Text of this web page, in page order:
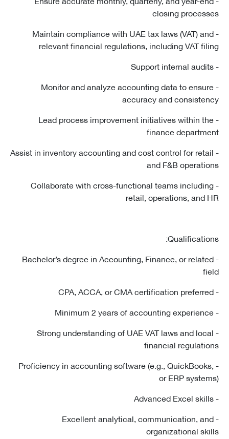
closing
- Maintain compliance with UAE tax laws (VAT)
relevant financial regulations, including VAT
- Monitor and analyze accounting data to
accuracy and
- Lead process improvement initiatives within
finance
- Assist in inventory accounting and cost control for
and F&B
- Collaborate with cross-functional teams
retail, operations, and
- Bachelor’s degree in Accounting, Finance, or
- Strong understanding of UAE VAT laws and
financial
- Proficiency in accounting software (e.g.,
or ERP
- Excellent analytical, communication,
organizational